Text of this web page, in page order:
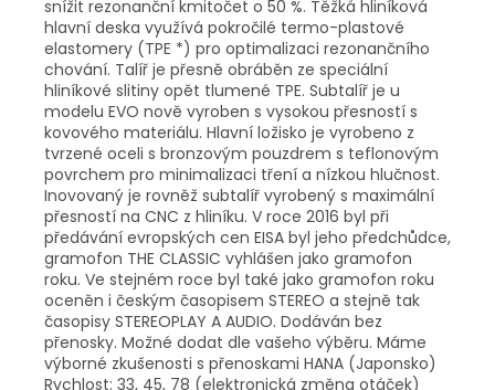
snížit rezonanční kmitočet o 50 %. Těžká hliníková
hlavní deska využívá pokročilé termo-plastové
elastomery (TPE *) pro optimalizaci rezonančního
chování. Talíř je přesně obráběn ze speciální
hliníkové slitiny opět tlumené TPE. Subtalíř je u
modelu EVO nově vyroben s vysokou přesností s
kovového materiálu. Hlavní ložisko je vyrobeno z
tvrzené oceli s bronzovým pouzdrem s teflonovým
povrchem pro minimalizaci tření a nízkou hlučnost.
Inovovaný je rovněž subtalíř vyrobený s maximální
přesností na CNC z hliníku. V roce 2016 byl při
předávání evropských cen EISA byl jeho předchůdce,
gramofon THE CLASSIC vyhlášen jako gramofon
roku. Ve stejném roce byl také jako gramofon roku
oceněn i českým časopisem STEREO a stejně tak
časopisy STEREOPLAY A AUDIO. Dodáván bez
přenosky. Možné dodat dle vašeho výběru. Máme
výborné zkušenosti s přenoskami HANA (Japonsko)
Rychlost: 33, 45, 78 (elektronická změna otáček)